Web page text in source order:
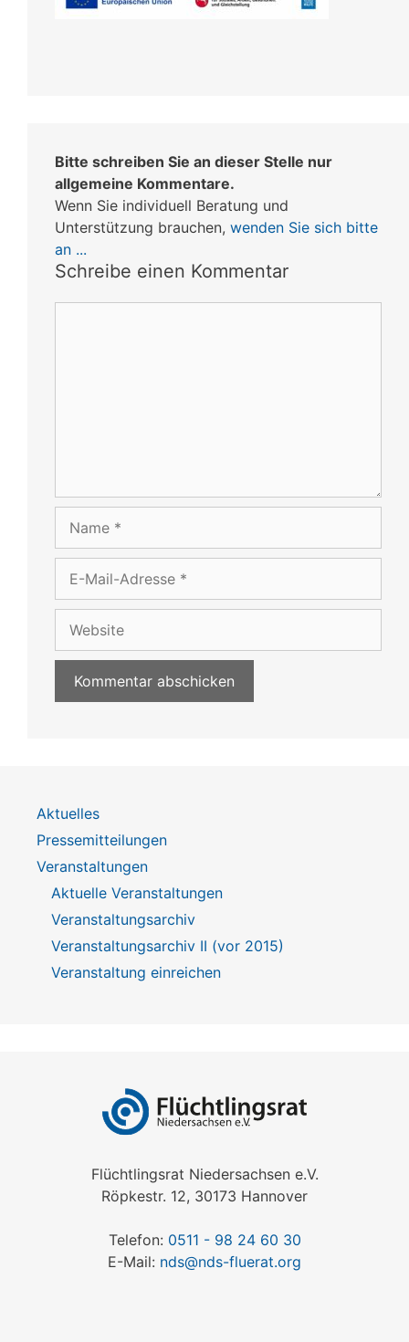
Bitte schreiben Sie an dieser Stelle nur
allgemeine Kommentare.
Wenn Sie individuell Beratung und
Unterstützung brauchen, wenden Sie sich bitte
an ...
Schreibe einen Kommentar
Mail-
Adresse
Aktuelles
Pressemitteilungen
Veranstaltungen
Aktuelle Veranstaltungen
Veranstaltungsarchiv
Veranstaltungsarchiv II (vor 2015)
Veranstaltung einreichen
Flüchtlingsrat Niedersachsen e.V.
Röpkestr. 12, 30173 Hannover
Telefon: 0511 - 98 24 60 30
E-Mail: nds@nds-fluerat.org